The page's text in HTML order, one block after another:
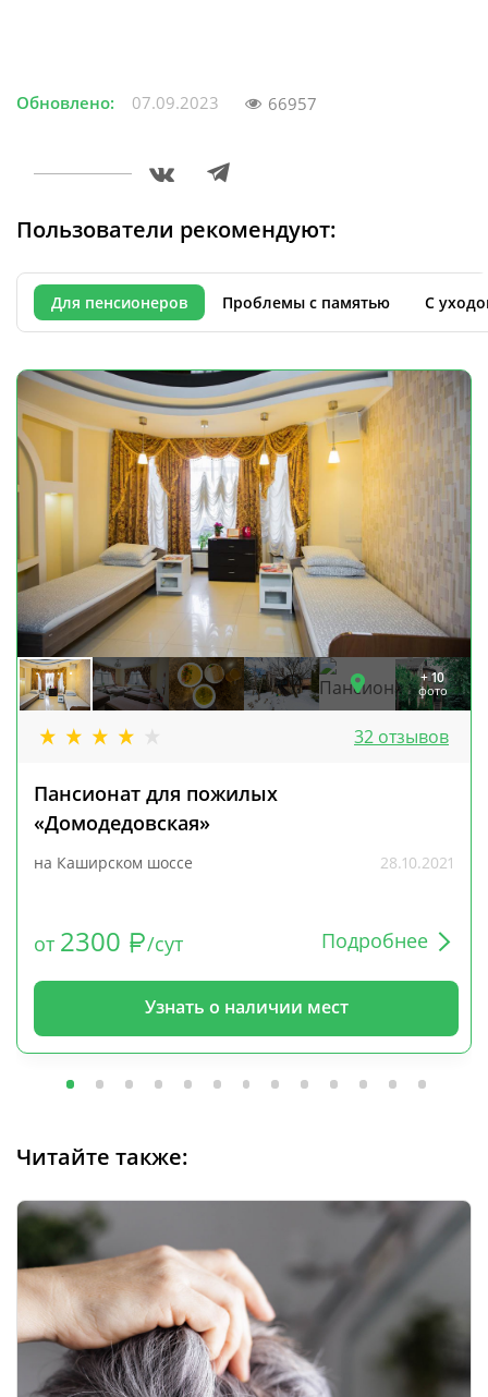
Обновлено: 07.09.2023 66957
Пользователи рекомендуют:
Для пенсионеров Проблемы с памятью С
+ 10
фото
32 отзывов
Пансионат для пожилых
«Домодедовская»
на Каширском шоссе 28.10.2021
от 2300 /сут Подробнее
Узнать о наличии мест
Читайте также: